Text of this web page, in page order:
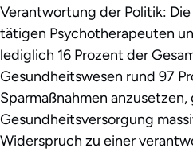
Verantwortung der Politik:
tätigen Psychotherapeuten
lediglich 16 Prozent der
Gesundheitswesen rund 97
Sparmaßnahmen
Gesundheitsversorgung
Widerspruch zu einer